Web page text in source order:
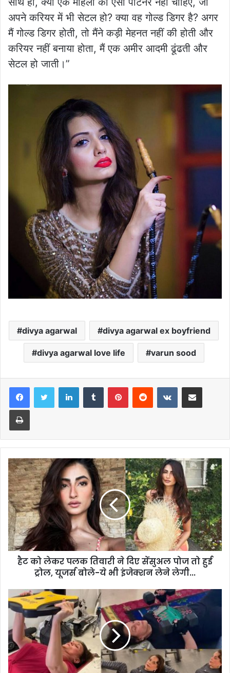
अपने करियर में भी सेटल हो? क्या वह गोल्ड डिगर है? अगर
मैं गोल्ड डिगर होती, तो मैंने कड़ी मेहनत नहीं की होती और
करियर नहीं बनाया होता, मैं एक अमीर आदमी ढूंढती और
सेटल हो जाती।”
divya agarwal divya agarwal ex boyfriend
divya agarwal love life varun sood
LinkedInTumblr PinterestReddit VKontakteShare via Email
Print
हैट को लेकर पलक तिवारी ने दिए सेंसुअल पोज तो हुई
ट्रोल, यूजर्स बोले-ये भी इंजेक्शन लेने लेगी...